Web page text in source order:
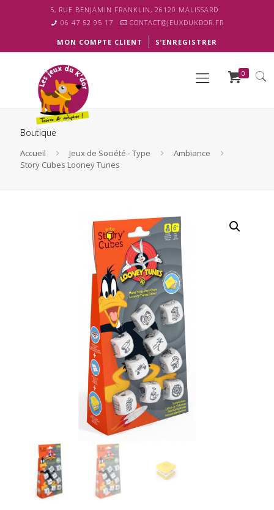
5, RUE BENJAMIN FRANKLIN, 26120 MALISSARD
06 47 52 95 17
CONTACT@JEUXDUKDOR.FR
MON COMPTE CLIENT S’ENREGISTRER
0
Boutique
Accueil Jeux de Société - Type
Ambiance
Story Cubes Looney Tunes